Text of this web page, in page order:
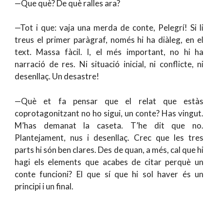
—Que què? De què ralles ara?
—Tot i que: vaja una merda de conte, Pelegrí! Si li
treus el primer paràgraf, només hi ha diàleg, en el
text. Massa fàcil. I, el més important, no hi ha
narració de res. Ni situació inicial, ni conflicte, ni
desenllaç. Un desastre!
—Què et fa pensar que el relat que estàs
coprotagonitzant no ho sigui, un conte? Has vingut.
M’has demanat la caseta. T’he dit que no.
Plantejament, nus i desenllaç. Crec que les tres
parts hi són ben clares. Des de quan, a més, cal que hi
hagi els elements que acabes de citar perquè un
conte funcioni? El que sí que hi sol haver és un
principi i un final.